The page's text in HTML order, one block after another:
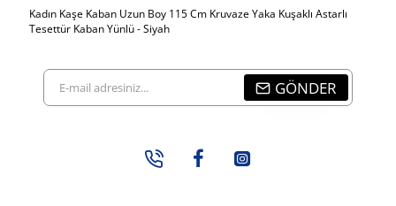
Kadın Kaşe Kaban Uzun Boy 115 Cm Kruvaze Yaka Kuşaklı Astarlı
Tesettür Kaban Yünlü - Siyah
E-
mail
GÖNDER